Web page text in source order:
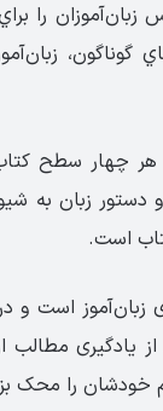
را براي
هر چهار سطح
دستور زبان به
است.
است و در
خودشان را محک